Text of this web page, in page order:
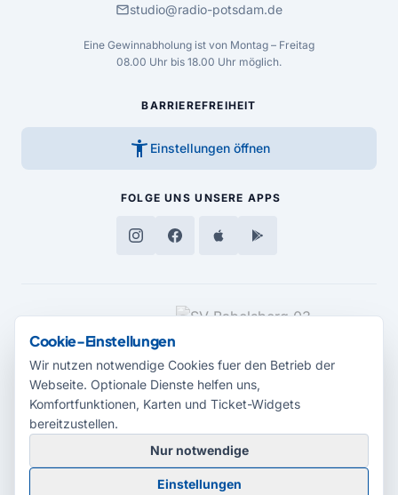
mailstudio@radio-potsdam.de
Eine Gewinnabholung ist von Montag – Freitag
08.00 Uhr bis 18.00 Uhr möglich.
BARRIEREFREIHEIT
accessibility_new Einstellungen öffnen
FOLGE UNS UNSERE APPS
MEDIENPARTNER
© 2026 Radio Potsdam. Webseite entwickelt durch dieMedienagentur
Babelsberg
Cookie-Einstellungen
Wir nutzen notwendige Cookies fuer den Betrieb der
Webseite. Optionale Dienste helfen uns,
Komfortfunktionen, Karten und Ticket-Widgets
bereitzustellen.
Nur notwendige
Einstellungen